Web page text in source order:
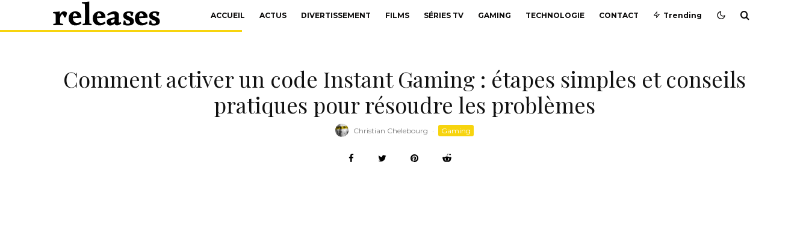
ACCUEIL ACTUS DIVERTISSEMENT FILMS SÉRIES TV GAMING TECHNOLOGIE CONTACT Trending
Comment activer un code Instant Gaming : étapes simples et conseils
pratiques pour résoudre les problèmes
Christian Chelebourg · Gaming